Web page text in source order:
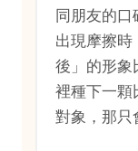
同朋友的口
出現摩擦時
後」的形象
裡種下一顆
對象，那只